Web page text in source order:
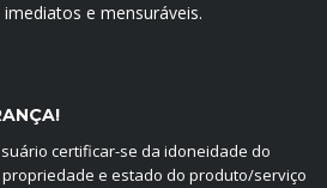
e mensuráveis.
certificar-se da idoneidade do
e estado do produto/serviço